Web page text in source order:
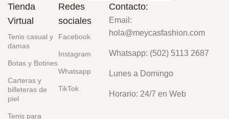
Tienda
Virtual
Tenis casual y
damas
Botas y Botines
Carteras y
billeteras de
piel
Tenis para
Redes
sociales
Facebook
Instagram
Whatsapp
TikTok
Contacto:
Email:
hola@meycasfashion.com
Whatsapp: (502) 5113 2687
Lunes a Domingo
Horario: 24/7 en Web